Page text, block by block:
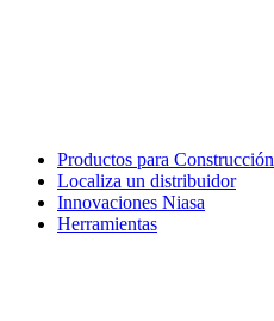
Productos para Construcción
Localiza un distribuidor
Innovaciones Niasa
Herramientas